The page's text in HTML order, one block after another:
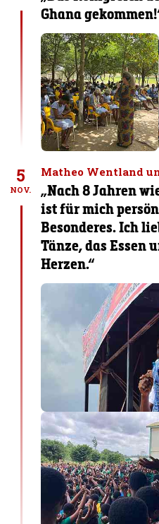
Ghana
5
NOV.
Matheo Wentland
„Nach 8 Jahren
ist für mich
Besonderes. Ich
Tänze, das Essen
Herzen.“